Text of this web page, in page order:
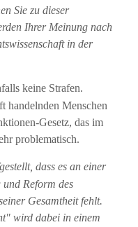
Sie zu dieser
Ihrer Meinung nach
in der
keine Strafen.
handelnden Menschen
Gesetz, das im
problematisch.
dass es an einer
Reform des
Gesamtheit fehlt.
wird dabei in einem